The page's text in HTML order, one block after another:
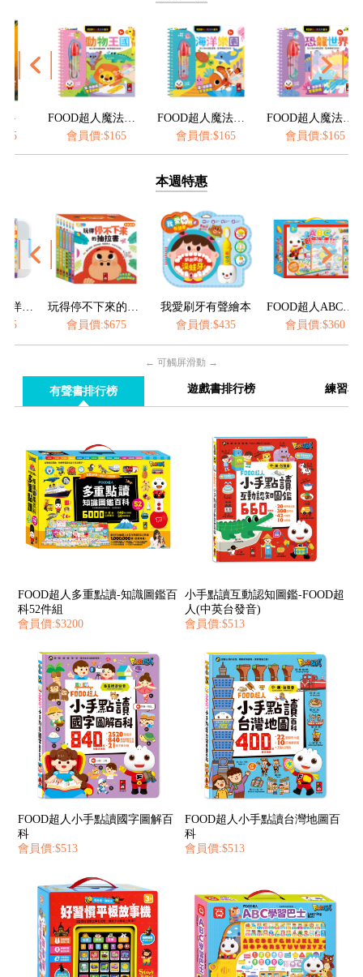
FOOD超人魔法水畫筆-動物王國
會員價:$165
FOOD超人魔法水畫筆-海洋樂園
會員價:$165
FOOD超人魔法水畫筆-恐龍世界
會員價:$165
會
本週特惠
玩得停不下來的抽拉書(全套6冊)
會員價:$675
我愛刷牙有聲繪本
會員價:$435
FOOD超人ABC水畫毯
會員價:$360
← 可觸屏滑動 →
有聲書排行榜 遊戲書排行榜 練習本
FOOD超人多重點讀-知識圖鑑百
科52件組
會員價:$3200
小手點讀互動認知圖鑑-FOOD超
人(中英台發音)
會員價:$513
FOOD超人小手點讀國字圖解百
科
會員價:$513
FOOD超人小手點讀台灣地圖百
科
會員價:$513